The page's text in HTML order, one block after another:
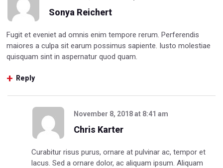
Sonya Reichert
Fugit et eveniet ad omnis enim tempore rerum. Perferendis
maiores a culpa sit earum possimus sapiente. Iusto molestiae
quisquam sint in aspernatur quod quam.
Reply
November 8, 2018at 8:41 am
Chris Karter
Curabitur risus purus, ornare at pulvinar ac, tempor et
lacus. Sed a ornare dolor, ac aliquam ipsum. Aliquam